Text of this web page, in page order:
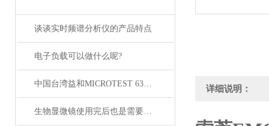
谈谈实时频谱分析仪的产品特点
电子负载可以做什么呢?
中国台湾益和MICROTEST 6371 LCR测试仪
生物显微镜使用完后也是需要维护保养的
详细说明：